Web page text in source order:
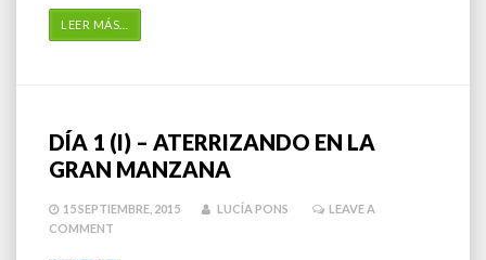
LEER MÁS
DÍA 1 (I) – ATERRIZANDO EN LA
GRAN MANZANA
15 SEPTIEMBRE, 2015 LUCÍA PONS
LEAVE A
COMMENT